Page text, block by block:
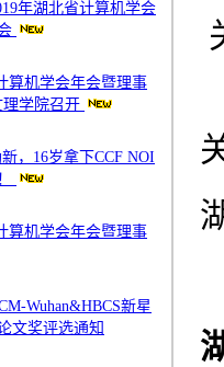
年湖北省计算机学会
算机学会年会暨理事
理学院召开
，16岁拿下CCF NOI
算机学会年会暨理事
Wuhan&HBCS新星
文奖评选通知